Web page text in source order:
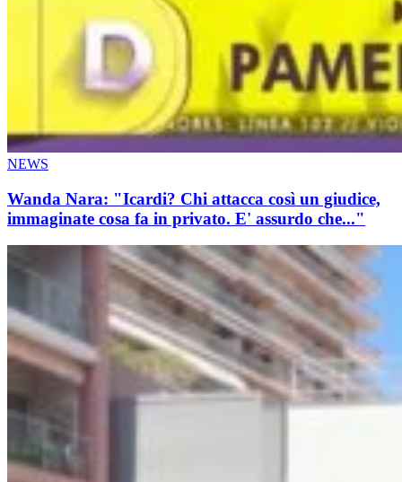
NEWS
Wanda Nara: "Icardi? Chi attacca così un giudice,
immaginate cosa fa in privato. E' assurdo che..."